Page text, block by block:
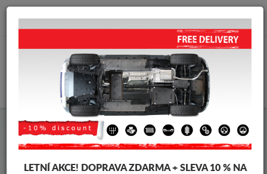
info@krytpodmotor.com
Kryt pod motor Volkswagen
Kryt pod motor Volkswagen Amarok
Značky
Značky vozidel
LETNÍ AKCE! DOPRAVA ZDARMA + SLEVA 10 % NA